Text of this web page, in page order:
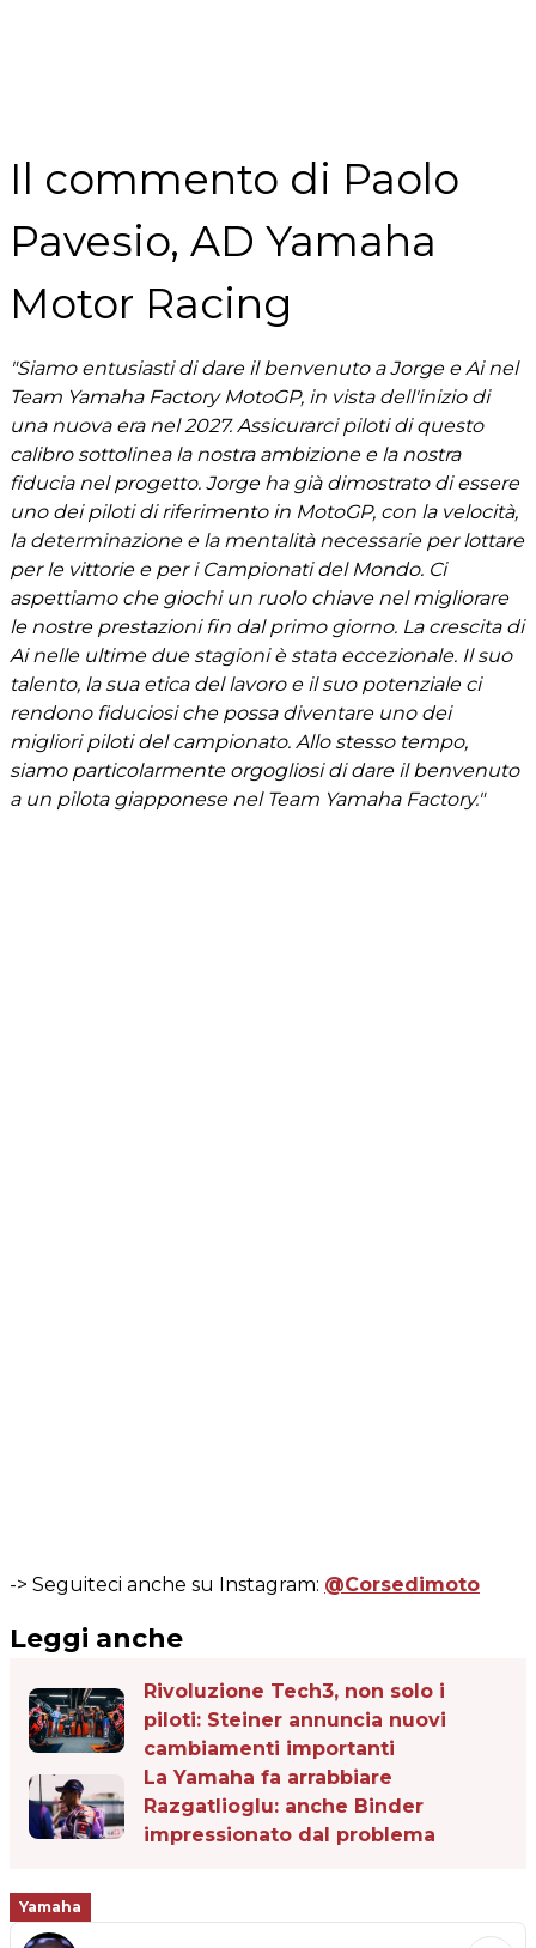
Il commento di Paolo
Pavesio, AD Yamaha
Motor Racing
"Siamo entusiasti di dare il benvenuto a Jorge e Ai nel
Team Yamaha Factory MotoGP, in vista dell'inizio di
una nuova era nel 2027. Assicurarci piloti di questo
calibro sottolinea la nostra ambizione e la nostra
fiducia nel progetto. Jorge ha già dimostrato di essere
uno dei piloti di riferimento in MotoGP, con la velocità,
la determinazione e la mentalità necessarie per lottare
per le vittorie e per i Campionati del Mondo. Ci
aspettiamo che giochi un ruolo chiave nel migliorare
le nostre prestazioni fin dal primo giorno. La crescita di
Ai nelle ultime due stagioni è stata eccezionale. Il suo
talento, la sua etica del lavoro e il suo potenziale ci
rendono fiduciosi che possa diventare uno dei
migliori piloti del campionato. Allo stesso tempo,
siamo particolarmente orgogliosi di dare il benvenuto
a un pilota giapponese nel Team Yamaha Factory."
-> Seguiteci anche su Instagram: @Corsedimoto
Leggi anche
Rivoluzione Tech3, non solo i
piloti: Steiner annuncia nuovi
cambiamenti importanti
La Yamaha fa arrabbiare
Razgatlioglu: anche Binder
impressionato dal problema
Yamaha